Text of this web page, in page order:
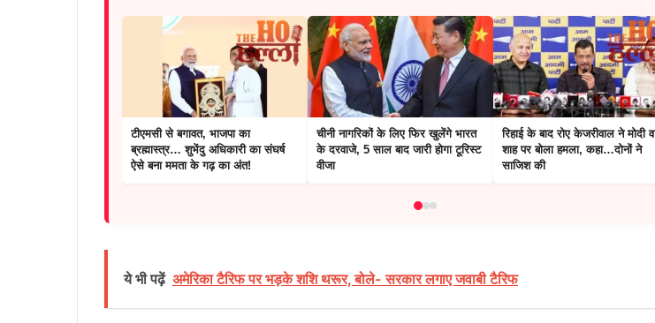
टीएमसी से बगावत, भाजपा का
ब्रह्मास्त्र… शुभेंदु अधिकारी का संघर्ष
ऐसे बना ममता के गढ़ का अंत!
चीनी नागरिकों के लिए फिर खुलेंगे भारत
के दरवाजे, 5 साल बाद जारी होगा टूरिस्ट
वीजा
रिहाई के बाद रोए केजरीवाल ने मोदी व
शाह पर बोला हमला, कहा…दोनों ने
साजिश की
ये भी पढ़ें अमेरिका टैरिफ पर भड़के शशि थरूर, बोले- सरकार लगाए जवाबी टैरिफ